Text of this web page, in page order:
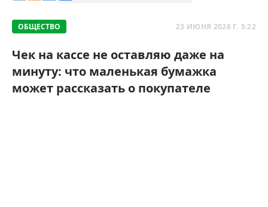
ОБЩЕСТВО 23 ИЮНЯ 2026 Г. 5:22
Чек на кассе не оставляю даже на
минуту: что маленькая бумажка
может рассказать о покупателе